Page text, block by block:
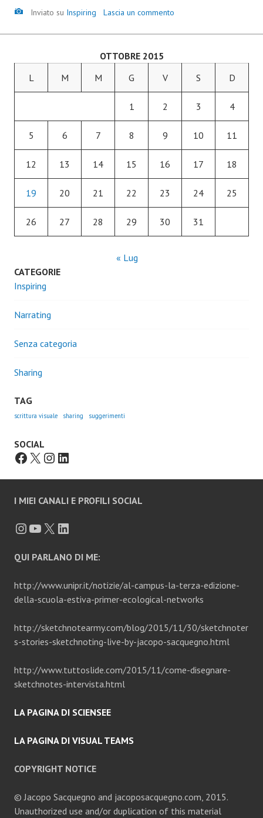
Inviato su Inspiring Lascia un commento
OTTOBRE 2015
L
M M G V S D
1 2 3 4
5 6 7 8 9 10 11
12 13 14 15 16 17 18
19 20 21 22 23 24 25
26 27 28 29 30 31
« Lug
CATEGORIE
Inspiring
Narrating
Senza categoria
Sharing
TAG
scrittura visuale sharing suggerimenti
SOCIAL
I MIEI CANALI E PROFILI SOCIAL
QUI PARLANO DI ME:
http://www.unipr.it/notizie/al-campus-la-terza-edizione-
della-scuola-estiva-primer-ecological-networks
http://sketchnotearmy.com/blog/2015/11/30/sketchnoter
s-stories-sketchnoting-live-by-jacopo-sacquegno.html
http://www.tuttoslide.com/2015/11/come-disegnare-
sketchnotes-intervista.html
LA PAGINA DI SCIENSEE
LA PAGINA DI VISUAL TEAMS
COPYRIGHT NOTICE
© Jacopo Sacquegno and jacoposacquegno.com, 2015.
Unauthorized use and/or duplication of this material